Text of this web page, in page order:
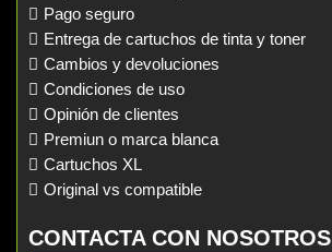
Pago seguro
Entrega de cartuchos de tinta y toner
Cambios y devoluciones
Condiciones de uso
Opinión de clientes
Premiun o marca blanca
Cartuchos XL
Original vs compatible
CONTACTA CON NOSOTROS